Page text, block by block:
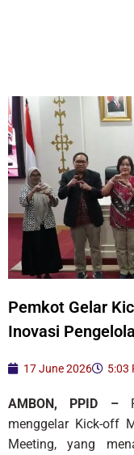
Pemkot Gelar
Inovasi
17 June 2026 5:03
AMBON, PPID –
menggelar Kick-off
Meeting, yang